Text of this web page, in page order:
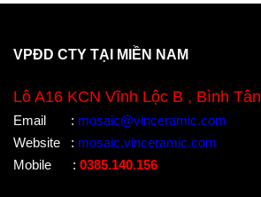
VPĐD CTY TẠI MIỀN NAM
Lô A16 KCN Vĩnh Lộc B , Bình Tân
Email : mosaic@vinceramic.com
Website
: mosaic.vinceramic.com
Mobile
: 0385.140.156